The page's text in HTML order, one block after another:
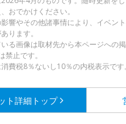
おでかけください。
響やその他諸事情により、イベン
ります。
る画像は取材先から本ページへの
禁止です。
費税8％ないし10％の内税表示です。
ト詳細 トップ